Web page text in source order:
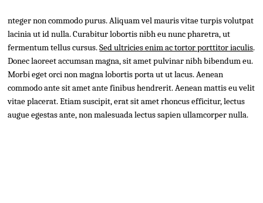
nteger non commodo purus. Aliquam vel mauris vitae turpis volutpat
lacinia ut id nulla. Curabitur lobortis nibh eu nunc pharetra, ut
fermentum tellus cursus.Sed ultricies enim ac tortor porttitor iaculis.
Donec laoreet accumsan magna, sit amet pulvinar nibh bibendum eu.
Morbi eget orci non magna lobortis porta ut ut lacus. Aenean
commodo ante sit amet ante finibus hendrerit. Aenean mattis eu velit
vitae placerat. Etiam suscipit, erat sit amet rhoncus efficitur, lectus
augue egestas ante, non malesuada lectus sapien ullamcorper nulla.